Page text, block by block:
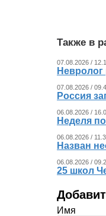
Также в
07.08.2026 /
Невролог
07.08.2026 /
Россия
06.08.2026 /
Неделя
06.08.2026 /
Назван
06.08.2026 /
25 школ
Имя